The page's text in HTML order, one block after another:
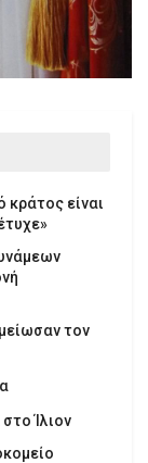
είναι
τον
Ίλιον